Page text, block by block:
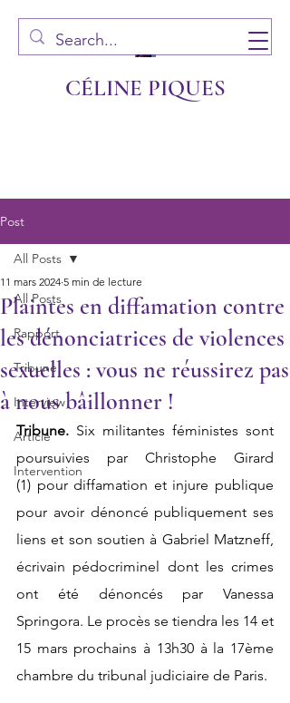
CÉLINE PIQUES
Post
All Posts
Rapport
Tribune
Interview
Article
Intervention
All Posts
Plaintes en diffamation contre
les dénonciatrices de violences
sexuelles : vous ne réussirez pas
à nous bâillonner !
11 mars 2024 5 min de lecture
Tribune. Six militantes féministes sont
poursuivies par Christophe Girard
(1) pour diffamation et injure publique
pour avoir dénoncé publiquement ses
liens et son soutien à Gabriel Matzneff,
écrivain pédocriminel dont les crimes
ont été dénoncés par Vanessa
Springora. Le procès se tiendra les 14 et
15 mars prochains à 13h30 à la 17ème
chambre du tribunal judiciaire de Paris.